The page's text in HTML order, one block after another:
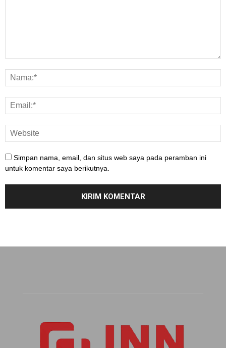
Simpan nama, email, dan situs web saya pada peramban ini
untuk komentar saya berikutnya.